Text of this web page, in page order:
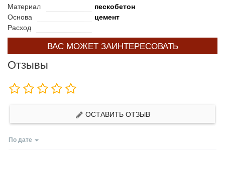
Материал
пескобетон
Основа
цемент
Расход
ВАС МОЖЕТ ЗАИНТЕРЕСОВАТЬ
Отзывы
ОСТАВИТЬ ОТЗЫВ
По дате